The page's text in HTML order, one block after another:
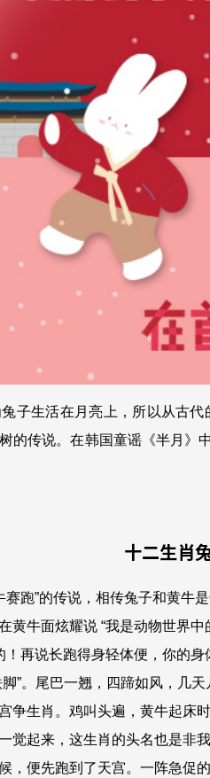
生活在月亮上，所以从古代
的传说。在韩国童谣《半月》
十二生肖
跑”的传说， 相传兔子和黄牛
黄牛面炫耀说 “我是动物世界
再说长跑得身轻体便，你的
”。尾巴一翘，四蹄如风，几天
争生肖。 鸡叫头遍，黄牛起床
起来，这生肖的头名也是非
，便先跑到了天宫。 一阵急促